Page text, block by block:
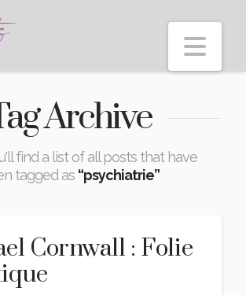
Archive
find a list of all posts that have
tagged as “psychiatrie”
Cornwall : Folie